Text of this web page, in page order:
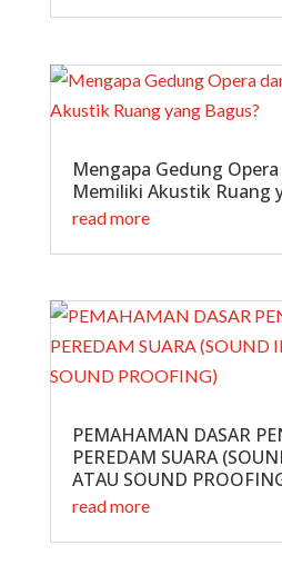
Mengapa Gedung
Memiliki Akustik Ruang
read more
PEMAHAMAN DASAR
PEREDAM SUARA
ATAU SOUND
read more